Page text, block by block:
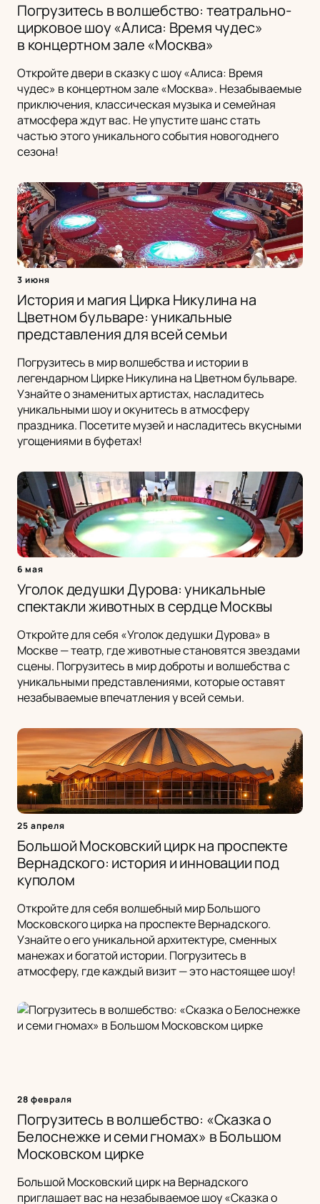
Погрузитесь в волшебство: театрально-
цирковое шоу «Алиса: Время чудес»
в концертном зале «Москва»
Откройте двери в сказку с шоу «Алиса: Время
чудес» в концертном зале «Москва». Незабываемые
приключения, классическая музыка и семейная
атмосфера ждут вас. Не упустите шанс стать
частью этого уникального события новогоднего
сезона!
3 июня
История и магия Цирка Никулина на
Цветном бульваре: уникальные
представления для всей семьи
Погрузитесь в мир волшебства и истории в
легендарном Цирке Никулина на Цветном бульваре.
Узнайте о знаменитых артистах, насладитесь
уникальными шоу и окунитесь в атмосферу
праздника. Посетите музей и насладитесь вкусными
угощениями в буфетах!
6 мая
Уголок дедушки Дурова: уникальные
спектакли животных в сердце Москвы
Откройте для себя «Уголок дедушки Дурова» в
Москве — театр, где животные становятся звездами
сцены. Погрузитесь в мир доброты и волшебства с
уникальными представлениями, которые оставят
незабываемые впечатления у всей семьи.
25 апреля
Большой Московский цирк на проспекте
Вернадского: история и инновации под
куполом
Откройте для себя волшебный мир Большого
Московского цирка на проспекте Вернадского.
Узнайте о его уникальной архитектуре, сменных
манежах и богатой истории. Погрузитесь в
атмосферу, где каждый визит — это настоящее шоу!
28 февраля
Погрузитесь в волшебство: «Сказка о
Белоснежке и семи гномах» в Большом
Московском цирке
Большой Московский цирк на Вернадского
приглашает вас на незабываемое шоу «Сказка о